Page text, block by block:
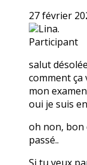
27 février
Lina.
Participant
salut
comment ça
mon
oui je suis
oh non, bon
passé..